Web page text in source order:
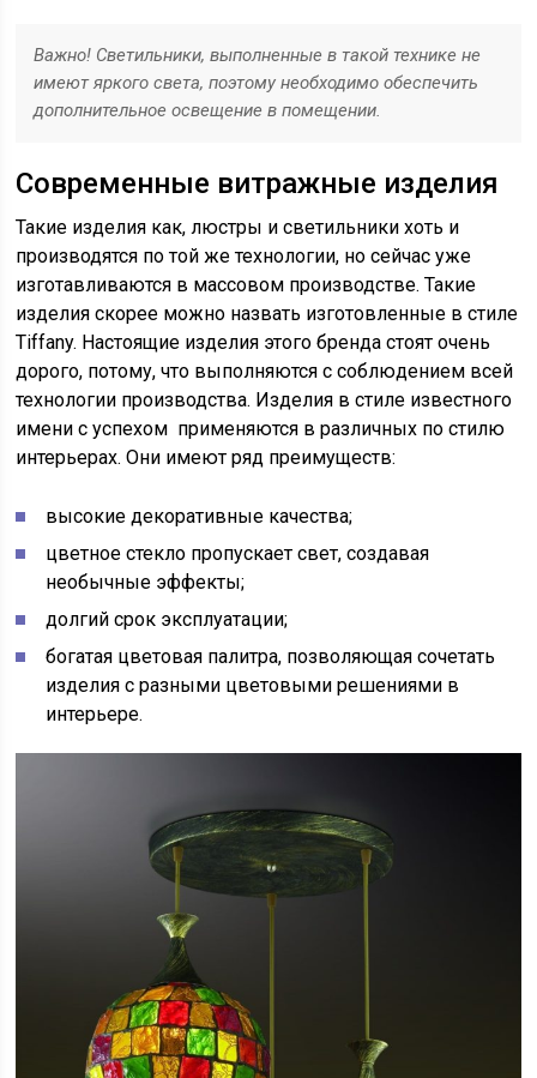
Важно! Светильники, выполненные в такой технике не
имеют яркого света, поэтому необходимо обеспечить
дополнительное освещение в помещении.
Современные витражные изделия
Такие изделия как, люстры и светильники хоть и
производятся по той же технологии, но сейчас уже
изготавливаются в массовом производстве. Такие
изделия скорее можно назвать изготовленные в стиле
Тiffany. Настоящие изделия этого бренда стоят очень
дорого, потому, что выполняются с соблюдением всей
технологии производства. Изделия в стиле известного
имени с успехом применяются в различных по стилю
интерьерах. Они имеют ряд преимуществ:
высокие декоративные качества;
цветное стекло пропускает свет, создавая
необычные эффекты;
долгий срок эксплуатации;
богатая цветовая палитра, позволяющая сочетать
изделия с разными цветовыми решениями в
интерьере.